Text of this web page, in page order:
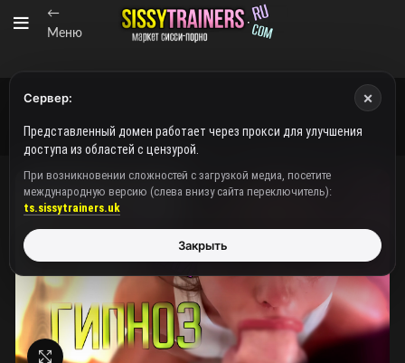
←
Меню
Нажмите, чтобы увеличить
Сервер: ×
Представленный домен работает через прокси для улучшения
доступа из областей с цензурой.
При возникновении сложностей с загрузкой медиа, посетите
международную версию (слева внизу сайта переключитель):
ts.sissytrainers.uk
Закрыть